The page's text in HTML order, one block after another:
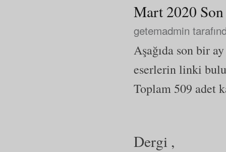
Mart 2020
getemadmin
Aşağıda son bir
eserlerin linki
Toplam 509 adet
Dergi ,